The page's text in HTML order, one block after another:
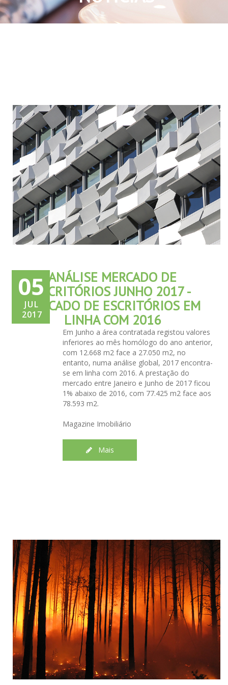
05
JUL
2017
ANÁLISE MERCADO DE
ESCRITÓRIOS JUNHO 2017 -
MERCADO DE ESCRITÓRIOS EM
LINHA COM 2016
Em Junho a área contratada registou valores
inferiores ao mês homólogo do ano anterior,
com 12.668 m2 face a 27.050 m2, no
entanto, numa análise global, 2017 encontra-
se em linha com 2016. A prestação do
mercado entre Janeiro e Junho de 2017 ficou
1% abaixo de 2016, com 77.425 m2 face aos
78.593 m2.
Magazine Imobiliário
Mais